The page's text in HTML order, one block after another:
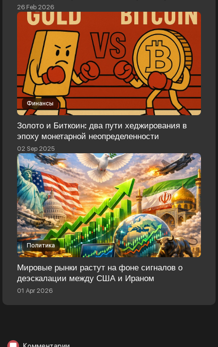
26 Feb 2026
Финансы
Золото и Биткоин: два пути хеджирования в
эпоху монетарной неопределенности
02 Sep 2025
Политика
Мировые рынки растут на фоне сигналов о
деэскалации между США и Ираном
01 Apr 2026